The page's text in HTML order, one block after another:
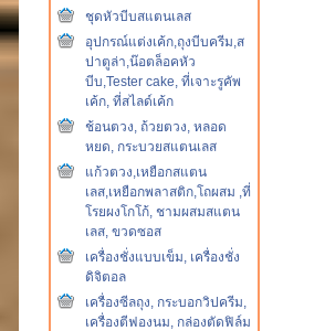
ชุดหัวบีบสแตนเลส
อุปกรณ์แต่งเค้ก,ถุงบีบครีม,ส
ปาตูล่า,น๊อตล็อคหัว
บีบ,Tester cake, ที่เจาะรูคัพ
เค้ก, ที่สไลด์เค้ก
ช้อนตวง, ถ้วยตวง, หลอด
หยด, กระบวยสแตนเลส
แก้วตวง,เหยือกสแตน
เลส,เหยือกพลาสติก,โถผสม ,ที่
โรยผงโกโก้, ชามผสมสแตน
เลส, ขวดซอส
เครื่องชั่งแบบเข็ม, เครื่องชั่ง
ดิจิตอล
เครื่องซีลถุง, กระบอกวิปครีม,
เครื่องตีฟองนม, กล่องตัดฟิล์ม